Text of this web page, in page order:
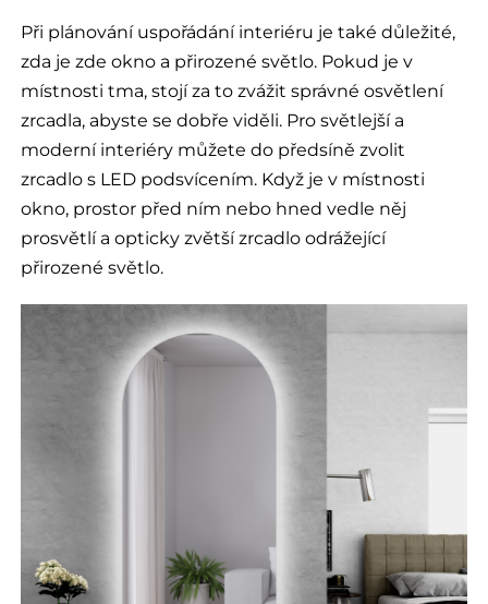
Při plánování uspořádání interiéru je také důležité,
zda je zde okno a přirozené světlo. Pokud je v
místnosti tma, stojí za to zvážit správné osvětlení
zrcadla, abyste se dobře viděli. Pro světlejší a
moderní interiéry můžete do předsíně zvolit
zrcadlo s LED podsvícením. Když je v místnosti
okno, prostor před ním nebo hned vedle něj
prosvětlí a opticky zvětší zrcadlo odrážející
přirozené světlo.